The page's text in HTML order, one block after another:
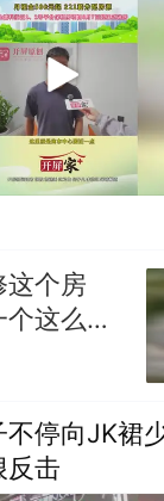
这个房
这么独
可
不停向JK裙
反击